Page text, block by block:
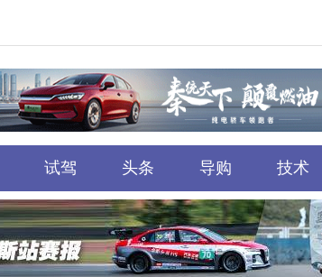
试驾 头条 导购 技术